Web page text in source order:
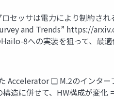
セッサは電力により制約さ
and Trends” https://
8への実装を狙って、最
❏ M.2のインター
に併せて、HW構成が変化